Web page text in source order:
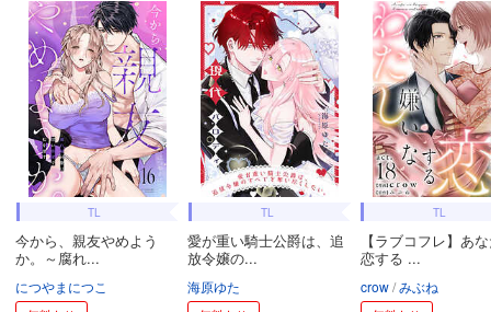
TL
今から、親友やめよう
か。～腐れ...
につやまにつこ
TL
愛が重い騎士公爵は、追
放令嬢の...
海原ゆた
TL
【ラブコフレ】あ
恋する ...
crow みぶね